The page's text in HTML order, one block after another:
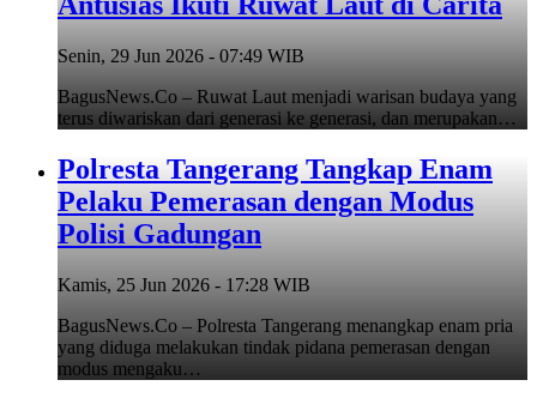
Senin, 29 Jun 2026 - 07:49 WIB
BagusNews.Co – Ruwat Laut menjadi warisan budaya yang
terus diwariskan dari generasi ke generasi, dan merupakan…
Polresta Tangerang Tangkap Enam
Pelaku Pemerasan dengan Modus
Polisi Gadungan
Kamis, 25 Jun 2026 - 17:28 WIB
BagusNews.Co – Polresta Tangerang menangkap enam pria
yang diduga melakukan tindak pidana pemerasan dengan
modus mengaku…